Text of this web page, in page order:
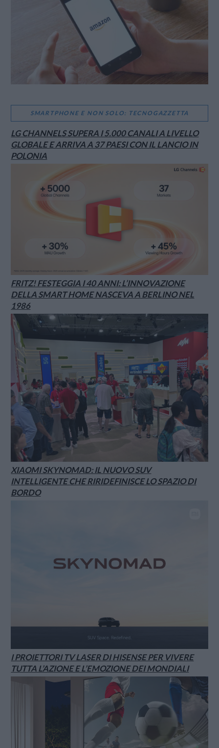
SMARTPHONE E NON SOLO: TECNOGAZZETTA
LG CHANNELS SUPERA I 5.000 CANALI A LIVELLO
GLOBALE E ARRIVA A 37 PAESI CON IL LANCIO IN
POLONIA
FRITZ! FESTEGGIA I 40 ANNI: L’INNOVAZIONE
DELLA SMART HOME NASCEVA A BERLINO NEL
1986
XIAOMI SKYNOMAD: IL NUOVO SUV
INTELLIGENTE CHE RIRIDEFINISCE LO SPAZIO DI
BORDO
I PROIETTORI TV LASER DI HISENSE PER VIVERE
TUTTA L’AZIONE E L’EMOZIONE DEI MONDIALI